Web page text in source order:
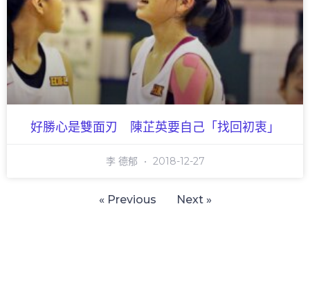
好勝心是雙面刃 陳芷英要自己「找回初衷」
李 德郁 2018-12-27
« Previous Next »